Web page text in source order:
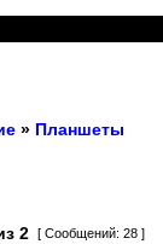
» Планшеты
2 [ Сообщений: 28 ]